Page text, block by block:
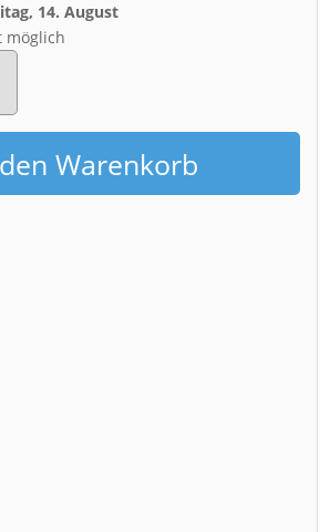
14. August
möglich
Warenkorb